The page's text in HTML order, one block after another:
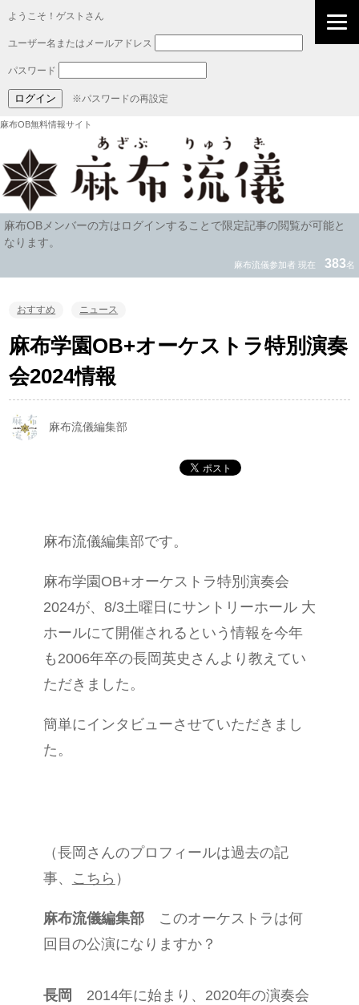
ようこそ！ゲストさん
ユーザー名またはメールアドレス
パスワード
※パスワードの再設定
麻布OB無料情報サイト
麻布OBメンバーの方はログインすることで限定記事の閲覧が可能と
なります。
麻布流儀参加者 現在 383名
おすすめ ニュース
麻布学園OB+オーケストラ特別演奏
会2024情報
麻布流儀編集部
麻布流儀編集部です。
麻布学園OB+オーケストラ特別演奏会
2024が、8/3土曜日にサントリーホール 大
ホールにて開催されるという情報を今年
も2006年卒の長岡英史さんより教えてい
ただきました。
簡単にインタビューさせていただきまし
た。
（長岡さんのプロフィールは過去の記
事、
こちら ）
麻布流儀編集部このオーケストラは何
回目の公演になりますか？
長岡
2014年に始まり、2020年の演奏会